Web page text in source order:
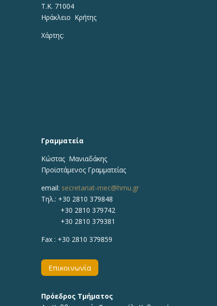
Τ.Κ. 71004
Ηράκλειο Κρήτης
Χάρτης:
Γραμματεία
Κώστας Μανιαδάκης​
Προϊστάμενος Γραμματείας
email: secretariat-mec@hmu.gr
Τηλ.: +30 2810 379848
+30 2810 379742
+30 2810 379381
Fax : +30 2810 379859
Επικοινωνία
Πρόεδρος Τμήματος